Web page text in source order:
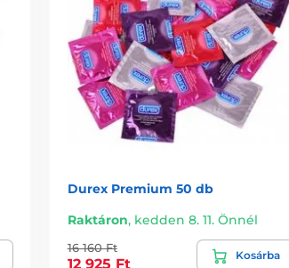
Durex Premium 50 db
Raktáron, kedden 8. 11. Önnél
16 160 Ft
12 925 Ft
Kosárba